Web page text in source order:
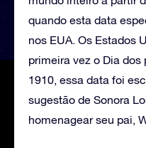
quando esta data
nos EUA. Os Estados
primeira vez o Dia
1910, essa data foi
sugestão de Sonora
homenagear seu pai,